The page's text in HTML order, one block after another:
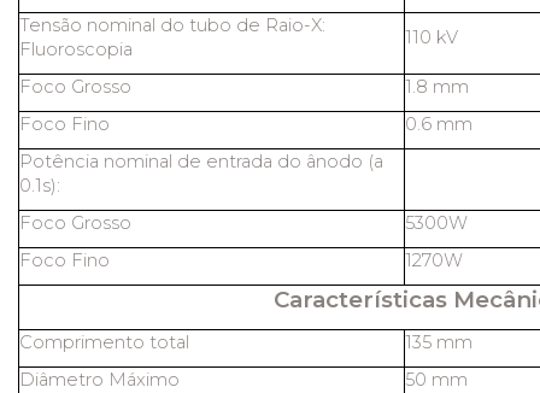
Tensão nominal do tubo de Raio-X:
Fluoroscopia
110 kV
Foco Grosso
1.8 mm
Foco Fino
0.6 mm
Potência nominal de entrada do ânodo (a
0.1s):
Foco Grosso
5300W
Foco Fino
1270W
Características
Comprimento total
135 mm
Diâmetro Máximo
50 mm